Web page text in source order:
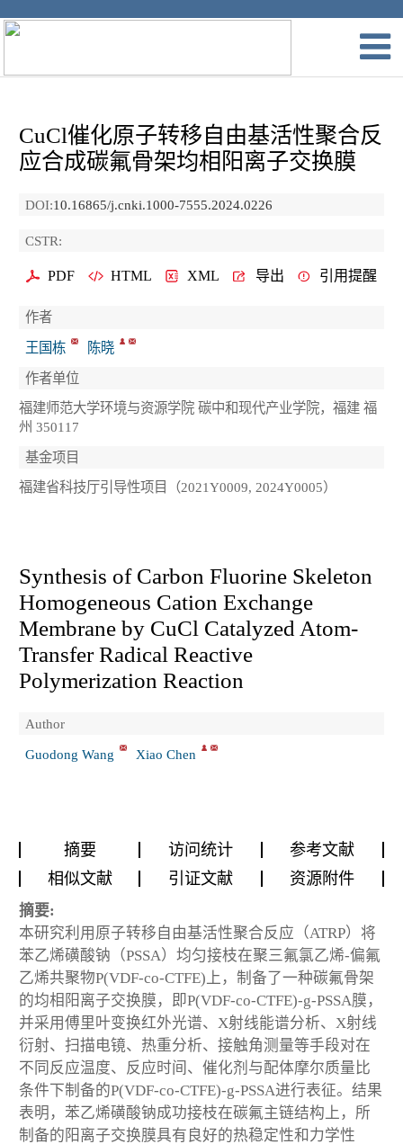
CuCl催化原子转移自由基活性聚合反
应合成碳氟骨架均相阳离子交换膜
DOI:10.16865/j.cnki.1000-7555.2024.0226
CSTR:
PDF HTML XML 导出 引用提醒
作者
王国栋
陈晓
作者单位
福建师范大学环境与资源学院 碳中和现代产业学院，福建 福
州 350117
基金项目
福建省科技厅引导性项目（2021Y0009, 2024Y0005）
Synthesis of Carbon Fluorine Skeleton
Homogeneous Cation Exchange
Membrane by CuCl Catalyzed Atom-
Transfer Radical Reactive
Polymerization Reaction
Author
Guodong Wang
Xiao Chen
摘要 访问统计
参考文献
相似文献
引证文献 资源附件
摘要:
本研究利用原子转移自由基活性聚合反应（ATRP）将
苯乙烯磺酸钠（PSSA）均匀接枝在聚三氟氯乙烯-偏氟
乙烯共聚物P(VDF-co-CTFE)上，制备了一种碳氟骨架
的均相阳离子交换膜，即P(VDF-co-CTFE)-g-PSSA膜，
并采用傅里叶变换红外光谱、X射线能谱分析、X射线
衍射、扫描电镜、热重分析、接触角测量等手段对在
不同反应温度、反应时间、催化剂与配体摩尔质量比
条件下制备的P(VDF-co-CTFE)-g-PSSA进行表征。结果
表明，苯乙烯磺酸钠成功接枝在碳氟主链结构上，所
制备的阳离子交换膜具有良好的热稳定性和力学性